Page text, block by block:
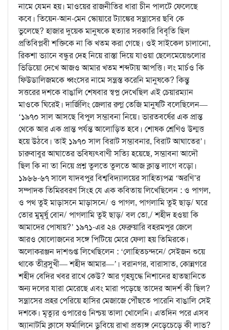
নামে যেমন হয়। মাওয়ের রাজনীতির ধারা চীন পালটে ফেলেছে
কবে। তিয়েন-আন-মেন স্কোয়ারে ট্যাঙ্কের সন্ত্রাসের ছবি কে
ভুলেছে? হাজার দুয়েক মানুষকে হত্যার সরকারি বিবৃতি ছিল
প্রতিবিপ্লবী শক্তিকে না কি খতম করা গেছে। ওই সাইকেল চালানো,
রিকশা ভ্যানে বন্ধুর দেহ নিয়ে রাস্তা দিয়ে যাওয়া ছেলেমেয়েগুলোর
ভিডিয়ো দেখে আজও আমার খতম শব্দটায় আপত্তি। লং মার্চও কি
ফিউডালিজমকে ধ্বংসের নামে সন্ত্রস্ত করেনি মানুষকে? কিন্তু
সত্তরের দশকে বাঙালি শেষবার স্বপ্ন দেখেছিল এই চেয়ারম্যান
মাওকে ঘিরেই। দার্জিলিং জেলার রুগ্ন তেজি মানুষটি বলেছিলেন—
‘১৯৭০ সাল আসছে বিপুল সম্ভাবনা নিয়ে। ভারতবর্ষের এক প্রান্ত
থেকে আর এক প্রান্ত পর্যন্ত আলোড়িত হবে। শোষক শ্রেণিও উন্মত্ত
হয়ে উঠবে। তাই ১৯৭০ সাল বিরাট সম্ভাবনার, বিরাট আঘাতের’।
চারুবাবুর আঘাতের ভবিষ্যৎবাণী সত্যি হয়েছে, সম্ভাবনা আদৌ
ছিল কি না তা নিয়ে প্রশ্ন তুলতে তুলতে আজ ক্লান্ত লাগে বড়ো।
১৯৬৬-৬৭ সালে যাদবপুর বিশ্ববিদ্যালয়ের সাহিত্যপত্র ‘অরণি’র
সম্পাদক তিমিরবরণ সিংহ যে এক কবিতায় লিখেছিলেন : ও পাগল,
ও পথ তুই মাড়াসনে মাড়াসনে/ ও পাগল, পাগলামি তুই ছাড়/ ঘরে
তোর মুমূর্ষু বোন/ পাগলামি তুই ছাড়/ বল তো,/ শহীদ হওয়া কি
আমাদের পোষায়?’ ১৯৭১-এর ২৪ ফেব্রুয়ারি বহরমপুর জেলে
আরও ষোলোজনের সঙ্গে পিটিয়ে মেরে ফেলা হয় তিমিরকে।
অলোকরঞ্জন দাশগুপ্ত লিখেছিলেন : ‘লোহিতচন্দনে/ সেইজন শুয়ে
থাকে তীব্রসুখী— শহীদ আমার—’। বরানগর, বারাসাত, কোন্নগরে
শহীদ বেদির খবর রাখে কেউ? আর গৃহযুদ্ধে নিশানের হাতছানিতে
অন্য দলের যারা মেরেছে এবং মারা পড়েছে তাদের আদর্শ কী ছিল?
সন্ত্রাসের প্রহর পেরিয়ে হাসির মেজাজে পৌঁছতে পারেনি বাঙালি সেই
দশকে। মৃত্যুর ওপারেও নিশ্চয় তালা খোলেনি। এতদিন পরে এসব
অ্যানাটমি ক্লাসে ফর্মালিনে ডুবিয়ে রাখা প্রত্যঙ্গ নেড়েচেড়ে কী লাভ?